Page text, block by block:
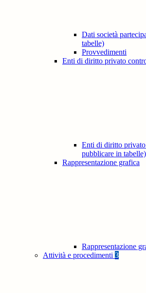
Dati società
tabelle)
Provvedimenti
Enti di diritto privato
Enti di diritto
pubblicare in tabelle)
Rappresentazione grafica
Rappresentazione
Attività e procedimenti 3